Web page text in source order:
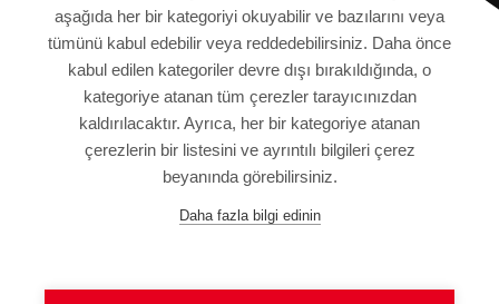
SITE HARITASI
VERI KORUMA BILDIRIMI
KULLANIM ŞARTLARI
aşağıda her bir kategoriyi okuyabilir ve bazılarını veya
tümünü kabul edebilir veya reddedebilirsiniz. Daha önce
kabul edilen kategoriler devre dışı bırakıldığında, o
kategoriye atanan tüm çerezler tarayıcınızdan
kaldırılacaktır. Ayrıca, her bir kategoriye atanan
çerezlerin bir listesini ve ayrıntılı bilgileri çerez
beyanında görebilirsiniz.
Daha fazla bilgi edinin